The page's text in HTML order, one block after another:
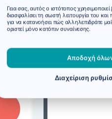
Γεια σας, αυτός ο ιστότοπος
διασφαλίσει τη σωστή λειτουργία του
για να κατανοήσει πώς αλληλεπιδράτε
οριστεί μόνο κατόπιν συναίνεσης.
Αποδοχή
Διαχείριση